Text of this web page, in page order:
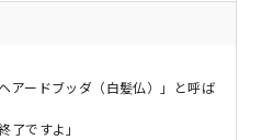
アードブッダ（白髪仏）」と呼ば
了ですよ」